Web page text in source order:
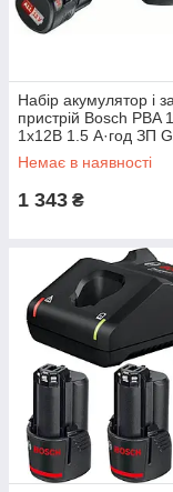
Набір акумулятор і
пристрій Bosch PBA
1х12В 1.5 А·год ЗП
CB (1.600.A01.L3D)
Немає в наявності
1 343 ₴